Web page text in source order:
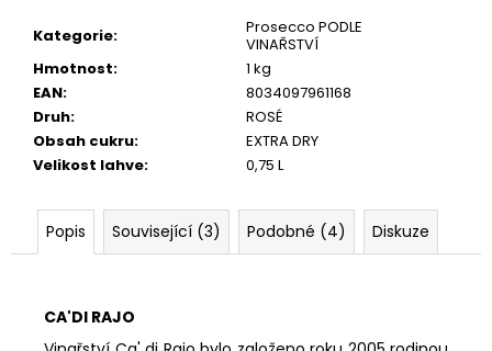
Kategorie:
Prosecco PODLE
VINAŘSTVÍ
Hmotnost:
1 kg
EAN:
8034097961168
Druh:
ROSÉ
Obsah cukru:
EXTRA DRY
Velikost lahve: 0,75 L
Popis Související (3) Podobné (4) Diskuze
CA'DI RAJO
e
ZARDETTO
RIZOLO,
NON
FILTRATO